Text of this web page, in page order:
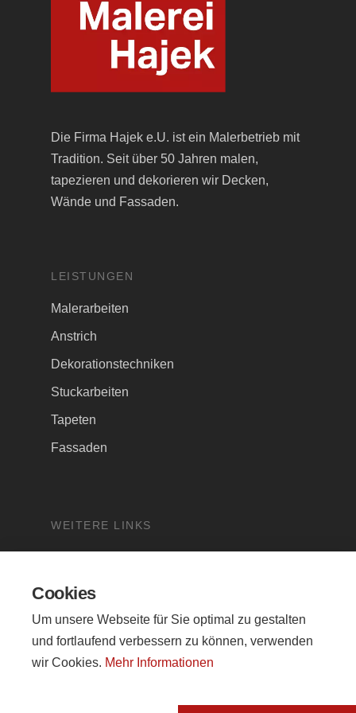
Die Firma Hajek e.U. ist ein Malerbetrieb mit
Tradition. Seit über 50 Jahren malen,
tapezieren und dekorieren wir Decken,
Wände und Fassaden.
LEISTUNGEN
Malerarbeiten
Anstrich
Dekorationstechniken
Stuckarbeiten
Tapeten
Fassaden
WEITERE LINKS
Datenschutz
Cookies
Um unsere Webseite für Sie optimal zu gestalten
und fortlaufend verbessern zu können, verwenden
wir Cookies. Mehr Informationen